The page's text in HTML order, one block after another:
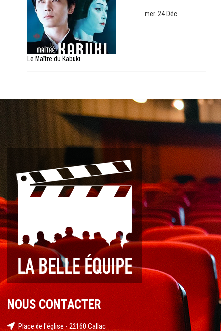
Le Maître du Kabuki
mer. 24 Déc.
NOUS CONTACTER
Place de l'église - 22160 Callac